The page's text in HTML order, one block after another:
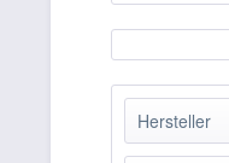
Hersteller